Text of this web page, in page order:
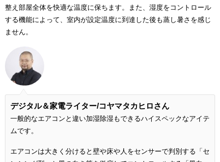
整え部屋全体を快適な温度に保ちます。また、湿度をコントロール
する機能によって、室内が設定温度に到達した後も蒸し暑さを感じ
ません。
デジタル＆家電ライター/コヤマタカヒロさん
一般的なエアコンと違い加湿除湿もできるハイスペックなアイテ
ムです。
エアコンは大きく分けると壁や床や人をセンサーで判別する「セ